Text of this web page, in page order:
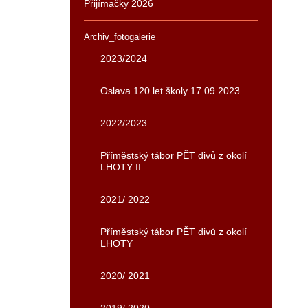
Přijímačky 2026
Archiv_fotogalerie
2023/2024
Oslava 120 let školy 17.09.2023
2022/2023
Příměstský tábor PĚT divů z okolí
LHOTY II
2021/ 2022
Příměstský tábor PĚT divů z okolí
LHOTY
2020/ 2021